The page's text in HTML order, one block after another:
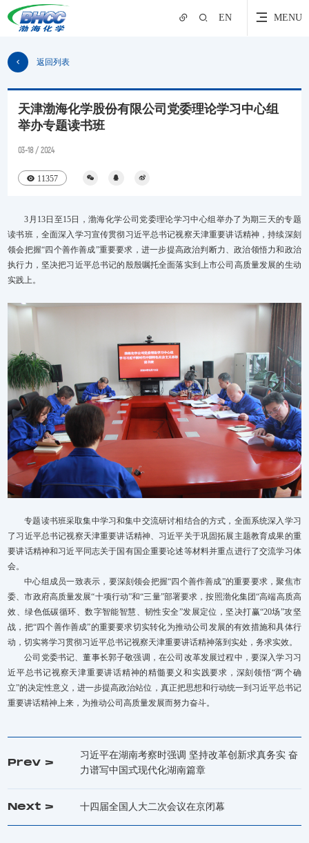
EN MENU
返回列表
天津渤海化学股份有限公司党委理论学习中心组
举办专题读书班
03-18 / 2024
11357
3月13日至15日，渤海化学公司党委理论学习中心组举办了为期三天的专题
读书班，全面深入学习宣传贯彻习近平总书记视察天津重要讲话精神，持续深刻
领会把握“四个善作善成”重要要求，进一步提高政治判断力、政治领悟力和政治
执行力，坚决把习近平总书记的殷殷嘱托全面落实到上市公司高质量发展的生动
实践上。
专题读书班采取集中学习和集中交流研讨相结合的方式，全面系统深入学习
了习近平总书记视察天津重要讲话精神、习近平关于巩固拓展主题教育成果的重
要讲话精神和习近平同志关于国有国企重要论述等材料并重点进行了交流学习体
会。
中心组成员一致表示，要深刻领会把握“四个善作善成”的重要要求，聚焦市
委、市政府高质量发展“十项行动”和“三量”部署要求，按照渤化集团“高端高质高
效、绿色低碳循环、数字智能智慧、韧性安全”发展定位，坚决打赢“20场”攻坚
战，把“四个善作善成”的重要要求切实转化为推动公司发展的有效措施和具体行
动，切实将学习贯彻习近平总书记视察天津重要讲话精神落到实处，务求实效。
公司党委书记、董事长郭子敬强调，在公司改革发展过程中，要深入学习习
近平总书记视察天津重要讲话精神的精髓要义和实践要求，深刻领悟“两个确
立”的决定性意义，进一步提高政治站位，真正把思想和行动统一到习近平总书记
重要讲话精神上来，为推动公司高质量发展而努力奋斗。
Prev >
习近平在湖南考察时强调 坚持改革创新求真务实 奋
力谱写中国式现代化湖南篇章
Next > 十四届全国人大二次会议在京闭幕